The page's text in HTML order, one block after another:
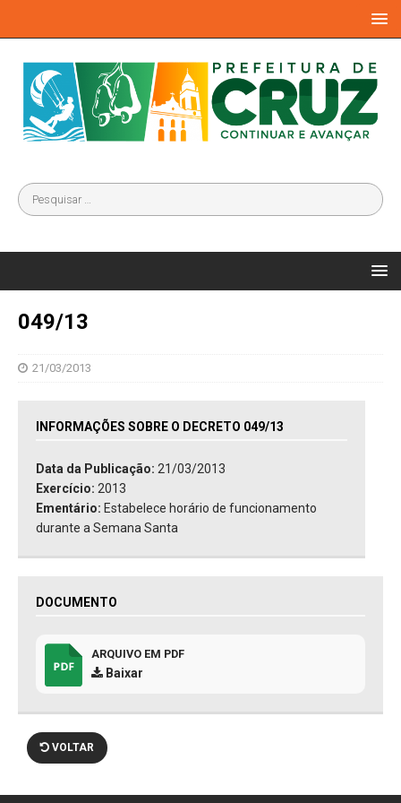
049/13
21/03/2013
INFORMAÇÕES SOBRE O DECRETO 049/13
Data da Publicação: 21/03/2013
Exercício: 2013
Ementário: Estabelece horário de funcionamento
durante a Semana Santa
DOCUMENTO
ARQUIVO EM PDF
Baixar
VOLTAR